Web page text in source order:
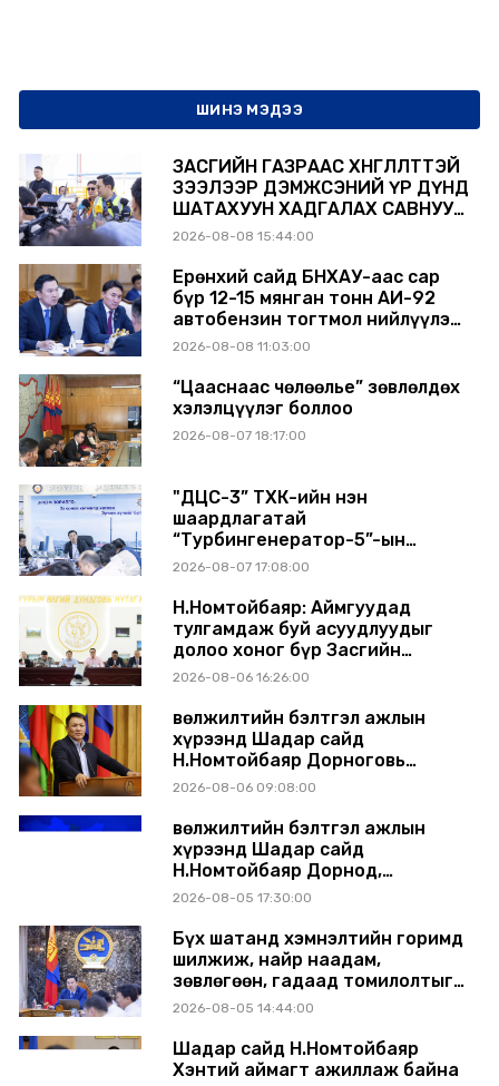
ШИНЭ МЭДЭЭ
ЗАСГИЙН ГАЗРААС ХӨНГӨЛӨЛТТЭЙ
ЗЭЭЛЭЭР ДЭМЖСЭНИЙ ҮР ДҮНД
ШАТАХУУН ХАДГАЛАХ САВНУУД
ЭХНЭЭСЭЭ АШИГЛАЛТАД ОРЖ
2026-08-08 15:44:00
Ерөнхий сайд БНХАУ-аас сар
бүр 12-15 мянган тонн АИ-92
автобензин тогтмол нийлүүлэх
хүсэлт тавилаа
2026-08-08 11:03:00
“Цааснаас чөлөөлье” зөвлөлдөх
хэлэлцүүлэг боллоо
2026-08-07 18:17:00
"ДЦС-3” ТӨХК-ийн нэн
шаардлагатай
“Турбингенератор-5”-ын
шинэчлэлийн төсвийг
2026-08-07 17:08:00
Н.Номтойбаяр: Аймгуудад
тулгамдаж буй асуудлуудыг
долоо хоног бүр Засгийн
газрын хуралдаанд
2026-08-06 16:26:00
Өвөлжилтийн бэлтгэл ажлын
хүрээнд Шадар сайд
Н.Номтойбаяр Дорноговь
аймагт ажиллав
2026-08-06 09:08:00
Өвөлжилтийн бэлтгэл ажлын
хүрээнд Шадар сайд
Н.Номтойбаяр Дорнод,
Сүхбаатар аймагт ажиллав
2026-08-05 17:30:00
Бүх шатанд хэмнэлтийн горимд
шилжиж, найр наадам,
зөвлөгөөн, гадаад томилолтыг
хориглолоо
2026-08-05 14:44:00
Шадар сайд Н.Номтойбаяр
Хэнтий аймагт ажиллаж байна